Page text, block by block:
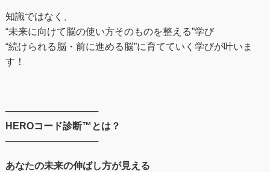
知識ではなく、
“未来に向けて脳の使い方そのものを整える”学び
“続けられる脳・前に進める脳”に育てていく学びが叶いま
す！
──────────────
HEROコード診断™とは？
──────────────
あなたの未来の伸ばし⽅が⾒える